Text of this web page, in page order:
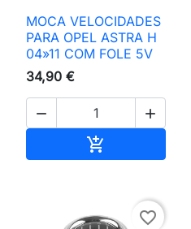
MOCA VELOCIDADES
PARA OPEL ASTRA H
04»11 COM FOLE 5V
34,90 €
 

favorite_border